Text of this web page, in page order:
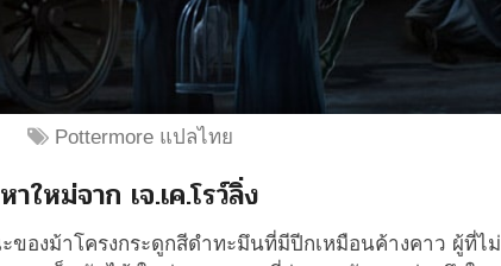
Pottermore แปลไทย
าใหม่จาก เจ.เค.โรว์ลิ่ง
ของม้าโครงกระดูกสีดำทะมึนที่มีปีกเหมือนค้างคาว ผู้ที่ไม่